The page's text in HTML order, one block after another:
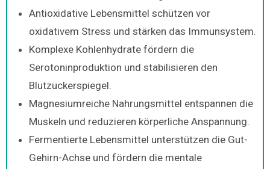
Antioxidative Lebensmittel schützen vor
oxidativem Stress und stärken das Immunsystem.
Komplexe Kohlenhydrate fördern die
Serotoninproduktion und stabilisieren den
Blutzuckerspiegel.
Magnesiumreiche Nahrungsmittel entspannen die
Muskeln und reduzieren körperliche Anspannung.
Fermentierte Lebensmittel unterstützen die Gut-
Gehirn-Achse und fördern die mentale